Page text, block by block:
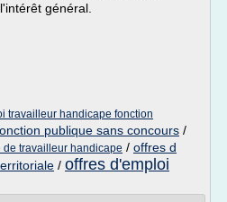
général.
travailleur handicape fonction
publique sans concours /
travailleur handicape / offres d
/ offres d'emploi